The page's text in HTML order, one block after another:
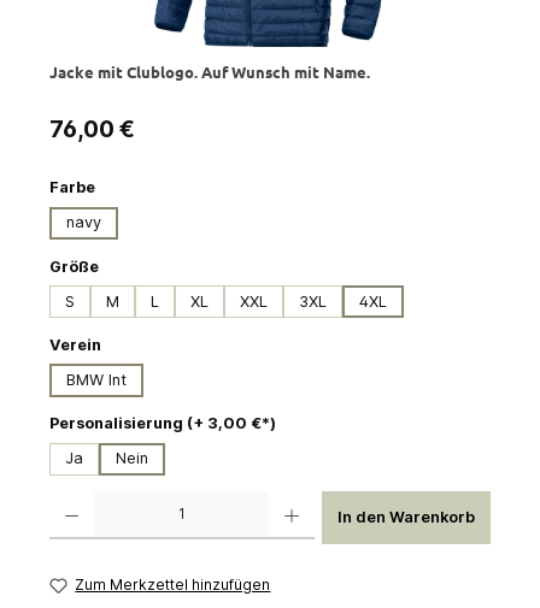
Jacke mit Clublogo. Auf Wunsch mit Name.
Regulärer Preis:
76,00 €
Farbeauswählen
navy
Größeauswählen
S
M L XL XXL 3XL 4XL
Verein
BMW Int
Personalisierung (+ 3,00 €*)
Ja
Nein
In den Warenkorb
Zum Merkzettel hinzufügen